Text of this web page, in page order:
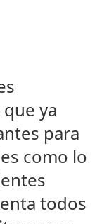
ya
para
como lo
todos